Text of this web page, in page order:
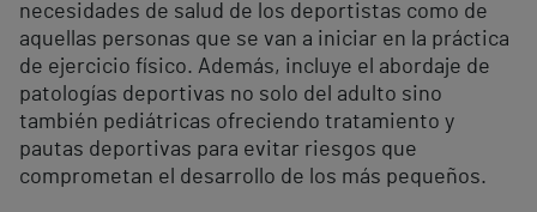
necesidades de salud de los deportistas como de
aquellas personas que se van a iniciar en la práctica
de ejercicio físico. Además, incluye el abordaje de
patologías deportivas no solo del adulto sino
también pediátricas ofreciendo tratamiento y
pautas deportivas para evitar riesgos que
comprometan el desarrollo de los más pequeños.